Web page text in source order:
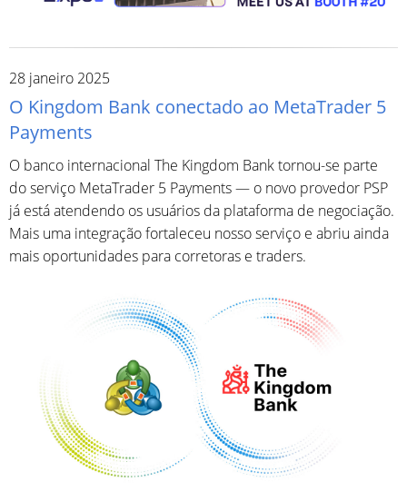
28 janeiro 2025
O Kingdom Bank conectado ao MetaTrader 5
Payments
O banco internacional The Kingdom Bank tornou-se parte
do serviço MetaTrader 5 Payments — o novo provedor PSP
já está atendendo os usuários da plataforma de negociação.
Mais uma integração fortaleceu nosso serviço e abriu ainda
mais oportunidades para corretoras e traders.